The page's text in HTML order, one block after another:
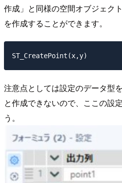
作成」と同様の空間オブジェク
を作成することができます。
注意点としては設定のデータ型
と作成できないので、ここの設
う。